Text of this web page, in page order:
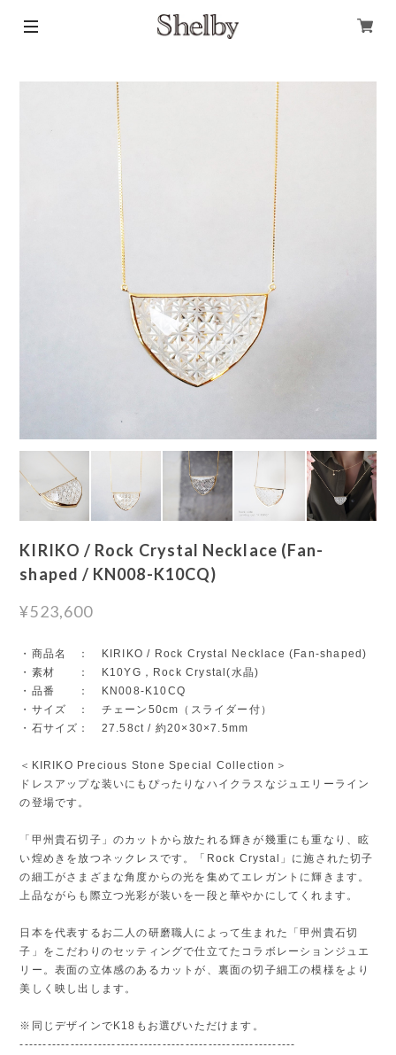
KIRIKO / Rock Crystal Necklace (Fan-
shaped / KN008-K10CQ)
¥523,600
・商品名 ： KIRIKO / Rock Crystal Necklace (Fan-shaped)
・素材 ： K10YG，Rock Crystal(水晶)
・品番 ： KN008-K10CQ
・サイズ ： チェーン50cm（スライダー付）
・石サイズ： 27.58ct / 約20×30×7.5mm
＜KIRIKO Precious Stone Special Collection＞
ドレスアップな装いにもぴったりなハイクラスなジュエリーライン
の登場です。
「甲州貴石切子」のカットから放たれる輝きが幾重にも重なり、眩
い煌めきを放つネックレスです。「Rock Crystal」に施された切子
の細工がさまざまな角度からの光を集めてエレガントに輝きます。
上品ながらも際立つ光彩が装いを一段と華やかにしてくれます。
日本を代表するお二人の研磨職人によって生まれた「甲州貴石切
子」をこだわりのセッティングで仕立てたコラボレーションジュエ
リー。表面の立体感のあるカットが、裏面の切子細工の模様をより
美しく映し出します。
※同じデザインでK18もお選びいただけます。
------------------------------------------------------------